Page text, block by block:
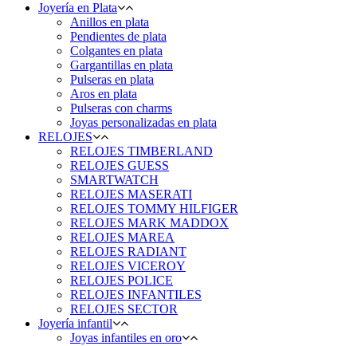
Joyería en Plata
Anillos en plata
Pendientes de plata
Colgantes en plata
Gargantillas en plata
Pulseras en plata
Aros en plata
Pulseras con charms
Joyas personalizadas en plata
RELOJES
RELOJES TIMBERLAND
RELOJES GUESS
SMARTWATCH
RELOJES MASERATI
RELOJES TOMMY HILFIGER
RELOJES MARK MADDOX
RELOJES MAREA
RELOJES RADIANT
RELOJES VICEROY
RELOJES POLICE
RELOJES INFANTILES
RELOJES SECTOR
Joyería infantil
Joyas infantiles en oro